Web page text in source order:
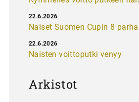
Naiset Suomen Cupin 8
22.6.2026
Naisten voittoputki venyy
22.6.2026
Arkistot